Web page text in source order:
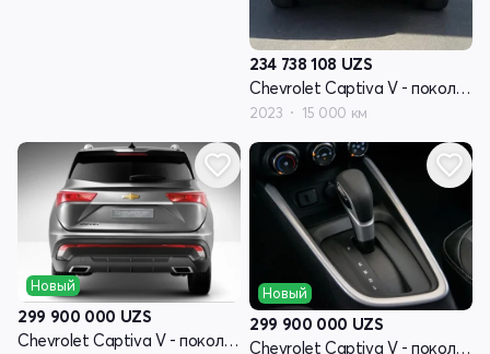
234 738 108 UZS
Chevrolet Captiva V - поколение
2023 15 000 км
Новый
299 900 000 UZS
Chevrolet Captiva V - поколение
Новый
299 900 000 UZS
Chevrolet Captiva V - поколение